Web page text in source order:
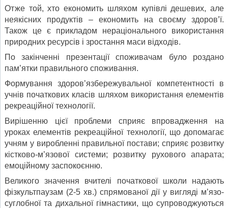
Отже той, хто економить шляхом купівлі дешевих, але
неякісних продуктів – економить на своєму здоров’ї.
Також це є прикладом нераціонального використання
природних ресурсів і зростання маси відходів.
По закінченні презентації споживачам було роздано
пам’ятки правильного споживання.
Формування здоров’язбережувальної компетентності в
учнів початкових класів шляхом використання елементів
рекреаційної технології.
Вирішенню цієї проблеми сприяє впровадження на
уроках елементів рекреаційної технології, що допомагає
учням у виробленні правильної постави; сприяє розвитку
кістково-м’язової системи; розвитку рухового апарата;
емоційному заспокоєнню.
Великого значення вчителі початкової школи надають
фізкультпаузам (2-5 хв.) спрямованої дії у вигляді м’язо-
суглобної та дихальної гімнастики, що супроводжуються